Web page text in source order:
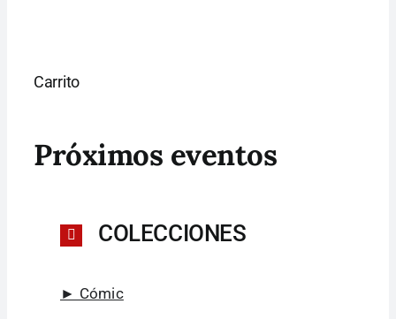
Carrito
Próximos eventos
COLECCIONES
► Cómic